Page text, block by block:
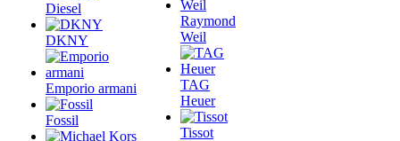
Diesel
DKNY
Emporio armani
Fossil
Raymond
Weil
TAG
Heuer
Tissot